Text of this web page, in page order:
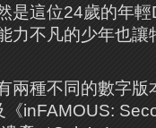
是這位24歲的年
力不凡的少年也讓
兩種不同的數字
inFAMOUS: